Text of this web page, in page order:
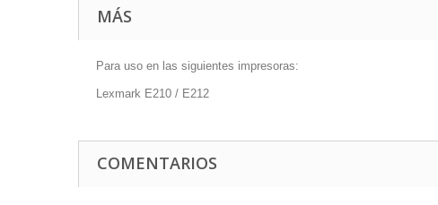
MÁS
Para uso en las siguientes impresoras:
Lexmark E210 / E212
COMENTARIOS